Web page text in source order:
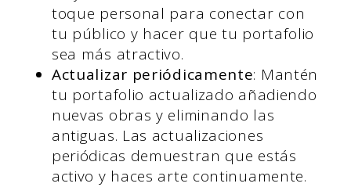
toque personal para conectar con
tu público y hacer que tu portafolio
sea más atractivo.
Actualizar periódicamente: Mantén
tu portafolio actualizado añadiendo
nuevas obras y eliminando las
antiguas. Las actualizaciones
periódicas demuestran que estás
activo y haces arte continuamente.